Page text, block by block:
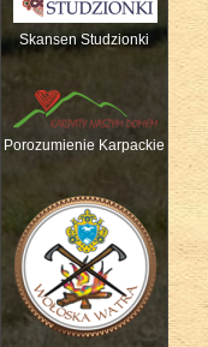
Skansen Studzionki
Porozumienie Karpackie